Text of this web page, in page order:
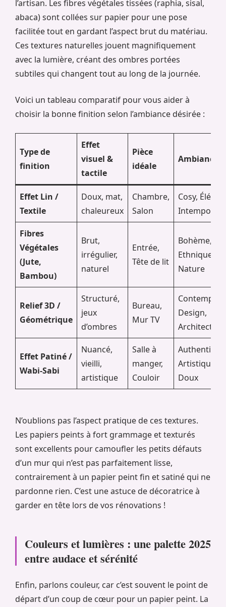
l’artisan. Les fibres végétales tissées (raphia, sisal,
abaca) sont collées sur papier pour une pose
facilitée tout en gardant l’aspect brut du matériau.
Ces textures naturelles jouent magnifiquement
avec la lumière, créant des ombres portées
subtiles qui changent tout au long de la journée.
Voici un tableau comparatif pour vous aider à
choisir la bonne finition selon l’ambiance désirée :
Type de
finition
Effet
visuel &
tactile
Pièce
idéale
Ambiance
Effet Lin /
Textile
Doux, mat,
chaleureux
Chambre,
Salon
Cosy,
Intemporel
Fibres
Végétales
(Jute,
Bambou)
Brut,
irrégulier,
naturel
Entrée,
Tête de lit
Bohème,
Ethnique
Nature
Relief 3D /
Géométrique
Structuré,
jeux
d’ombres
Bureau,
Mur TV
Design,
Effet Patiné /
Wabi-Sabi
Nuancé,
vieilli,
artistique
Salle à
manger,
Couloir
Artistique,
Doux
N’oublions pas l’aspect pratique de ces textures.
Les papiers peints à fort grammage et texturés
sont excellents pour camoufler les petits défauts
d’un mur qui n’est pas parfaitement lisse,
contrairement à un papier peint fin et satiné qui ne
pardonne rien. C’est une astuce de décoratrice à
garder en tête lors de vos rénovations !
Couleurs et lumières : une palette 2025
entre audace et sérénité
Enfin, parlons couleur, car c’est souvent le point de
départ d’un coup de cœur pour un papier peint. La